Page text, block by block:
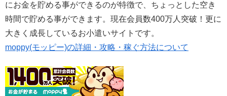
にお金を貯める事ができるのが特徴で、ちょっとした空き
時間で貯める事ができます。現在会員数400万人突破！更に
大きく成長しているお小遣いサイトです。
moppy(モッピー)の詳細・攻略・稼ぐ方法について